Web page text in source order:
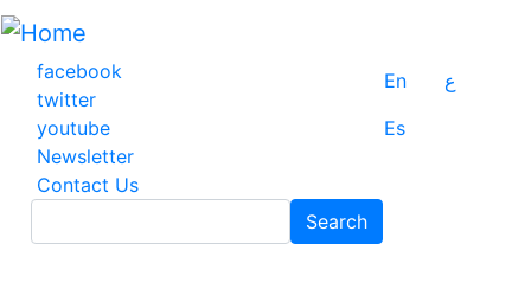
Skip
main
content
facebook
twitter
youtube
Newsletter
Contact Us
En
ع
Es
Search